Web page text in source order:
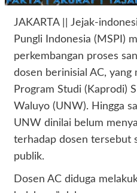
JAKARTA || Jejak-
Pungli Indonesia (MSPI)
perkembangan proses
dosen berinisial AC, yang
Program Studi (Kaprodi)
Waluyo (UNW). Hingga
UNW dinilai belum
terhadap dosen tersebut
publik.
​Dosen AC diduga